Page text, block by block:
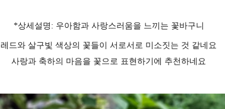
*상세설명 : 우아함과 사랑스러움을 느끼는 꽃바구니
레드와 살구빛 색상의 꽃들이 서로서로 미소짓는 것 같네요
사랑과 축하의 마음을 꽃으로 표현하기에 추천하네요